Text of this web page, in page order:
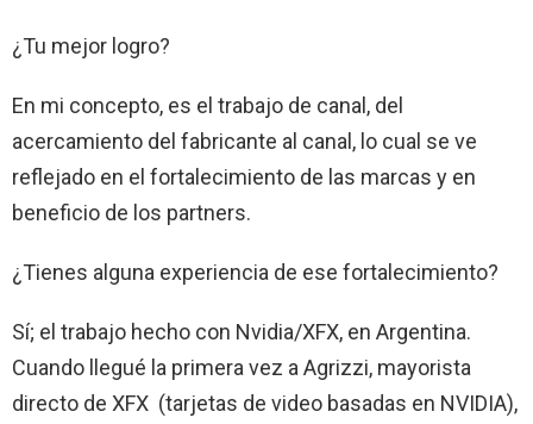
¿Tu mejor logro?
En mi concepto, es el trabajo de canal, del
acercamiento del fabricante al canal, lo cual se ve
reflejado en el fortalecimiento de las marcas y en
beneficio de los partners.
¿Tienes alguna experiencia de ese fortalecimiento?
Sí; el trabajo hecho con Nvidia/XFX, en Argentina.
Cuando llegué la primera vez a Agrizzi, mayorista
directo de XFX (tarjetas de video basadas en NVIDIA),